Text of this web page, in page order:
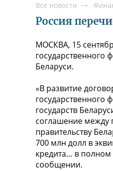
Все новости
Россия
МОСКВА, 15
государственного
Беларуси.
«В развитие
государственного
государств
соглашение между
правительству
700 млн долл в
кредита… в полном
сообщении.